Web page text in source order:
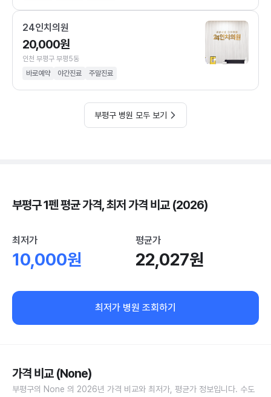
24인치의원
20,000원
인천 부평구 부평5동
바로예약
야간진료 주말진료
부평구 병원 모두 보기
부평구 1펜 평균 가격, 최저 가격 비교 (2026)
최저가
10,000원
평균가
22,027원
최저가 병원 조회하기
가격 비교 (None)
부평구의 None 의 2026년 가격 비교와 최저가, 평균가 정보입니다. 수도